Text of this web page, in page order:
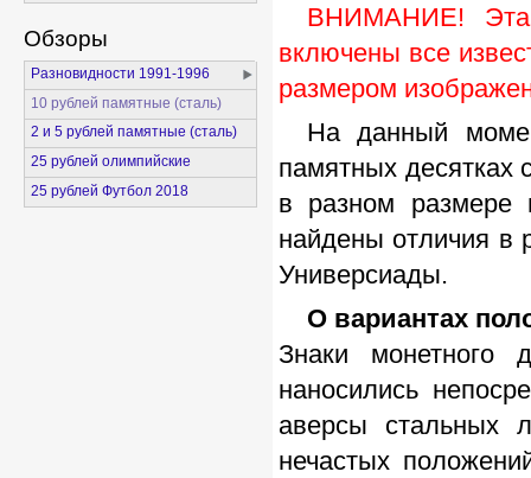
Обзоры
Разновидности 1991-1996
10 рублей памятные (сталь)
2 и 5 рублей памятные (сталь)
25 рублей олимпийские
25 рублей Футбол 2018
ВНИМАНИЕ! Эта
включены все
размером
На данный
памятных десятках
в разном
найдены отличия в
Универсиады.
О вариантах
Знаки монетного
наносились
аверсы стальных
нечастых